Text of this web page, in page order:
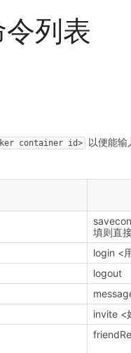
列表
container id>
以便能输
填则直
login <
logout
invite <